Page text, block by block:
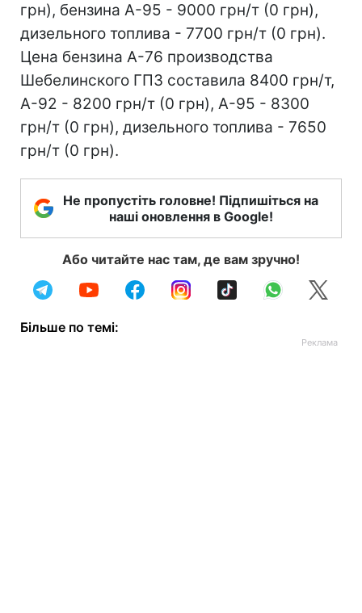
грн), бензина А-95 - 9000 грн/т (0 грн),
дизельного топлива - 7700 грн/т (0 грн).
Цена бензина А-76 производства
Шебелинского ГПЗ составила 8400 грн/т,
А-92 - 8200 грн/т (0 грн), А-95 - 8300
грн/т (0 грн), дизельного топлива - 7650
грн/т (0 грн).
Не пропустіть головне! Підпишіться на
наші оновлення в Google!
Або читайте нас там, де вам зручно!
Більше по темі: